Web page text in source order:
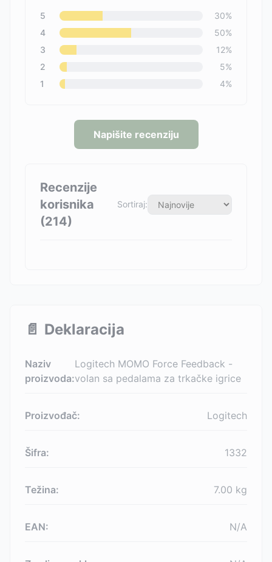
5 30%
4
50%
3
12%
2
5%
1
4%
Napišite recenziju
Recenzije
korisnika
(214)
Sortiraj:
📄 Deklaracija
Naziv
proizvoda:
Logitech MOMO Force Feedback -
volan sa pedalama za trkačke igrice
Proizvođač: Logitech
Šifra: 1332
Težina: 7.00 kg
EAN: N/A